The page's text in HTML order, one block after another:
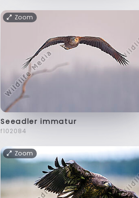
Zoom
Seeadler immatur
f102084
Zoom